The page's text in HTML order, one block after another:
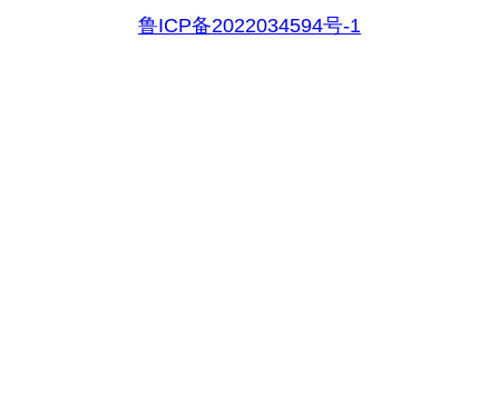
鲁ICP备2022034594号-1